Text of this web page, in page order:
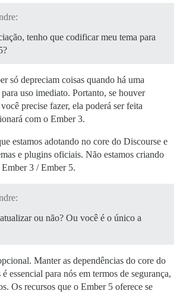
tenho que codificar meu tema para
só depreciam coisas quando há uma
uso imediato. Portanto, se houver
precise fazer, ela poderá ser feita
com o Ember 3.
estamos adotando no core do Discourse e
e plugins oficiais. Não estamos criando
3 / Ember 5.
ou não? Ou você é o único a
Manter as dependências do core do
essencial para nós em termos de segurança,
Os recursos que o Ember 5 oferece se